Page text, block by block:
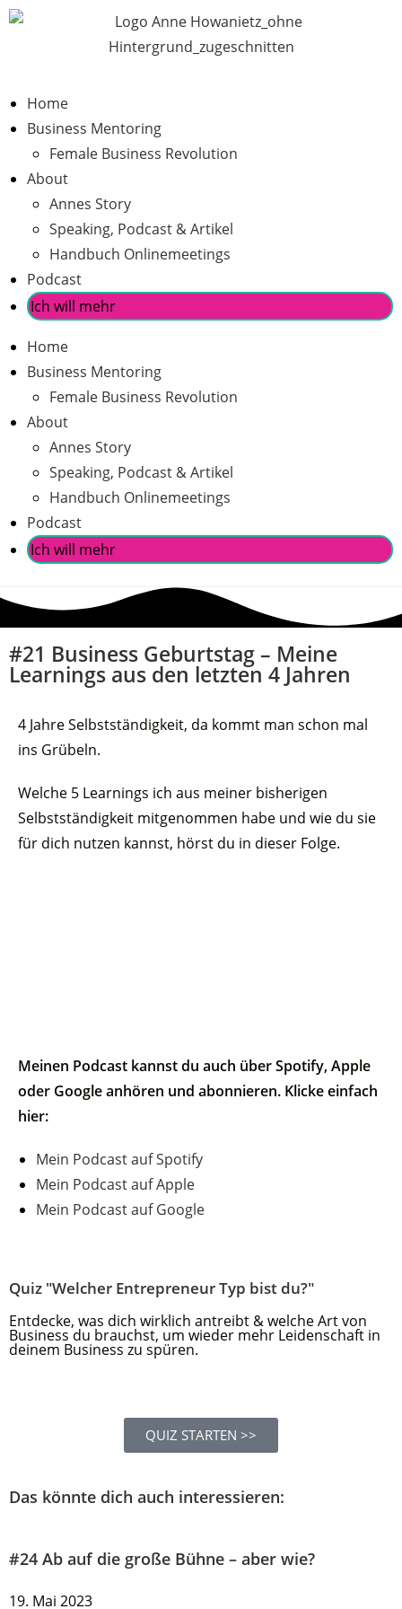
Home
Business Mentoring
Female Business Revolution
About
Annes Story
Speaking, Podcast & Artikel
Handbuch Onlinemeetings
Podcast
Ich will mehr
Home
Business Mentoring
Female Business Revolution
About
Annes Story
Speaking, Podcast & Artikel
Handbuch Onlinemeetings
Podcast
Ich will mehr
#21 Business Geburtstag – Meine
Learnings aus den letzten 4 Jahren
4 Jahre Selbstständigkeit, da kommt man schon mal
ins Grübeln.
Welche 5 Learnings ich aus meiner bisherigen
Selbstständigkeit mitgenommen habe und wie du sie
für dich nutzen kannst, hörst du in dieser Folge.
Meinen Podcast kannst du auch über Spotify, Apple
oder Google anhören und abonnieren. Klicke einfach
hier:
Mein Podcast auf Spotify
Mein Podcast auf Apple
Mein Podcast auf Google
Quiz "Welcher Entrepreneur Typ bist du?"
Entdecke, was dich wirklich antreibt & welche Art von
Business du brauchst, um wieder mehr Leidenschaft in
deinem Business zu spüren.
QUIZ STARTEN >>
Das könnte dich auch interessieren:
#24 Ab auf die große Bühne – aber wie?
19. Mai 2023